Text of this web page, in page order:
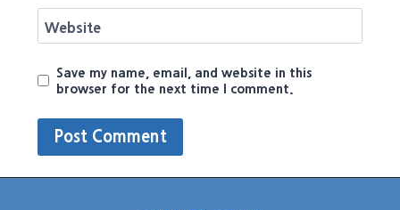
Website
Save my name, email, and website in this
browser for the next time I comment.